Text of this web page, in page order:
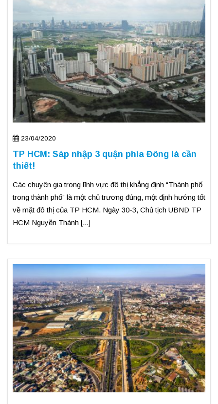
23/04/2020
TP HCM: Sáp nhập 3 quận phía Đông là cần
thiết!
Các chuyên gia trong lĩnh vực đô thị khẳng định “Thành phố
trong thành phố” là một chủ trương đúng, một định hướng tốt
về mặt đô thị của TP HCM. Ngày 30-3, Chủ tịch UBND TP
HCM Nguyễn Thành [...]